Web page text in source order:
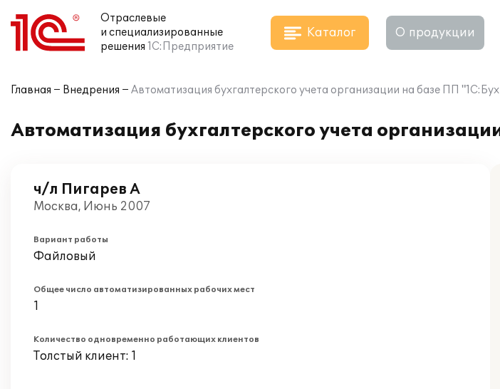
Отраслевые
и специализированные
решения 1С:Предприятие
Каталог О продукции
Главная Внедрения Автоматизация бухгалтерского учета организации на базе ПП
Автоматизация бухгалтерского учета
ч/л Пигарев А
Москва, Июнь 2007
Вариант работы
Файловый
Общее число автоматизированных рабочих мест
1
Количество одновременно работающих клиентов
Толстый клиент: 1